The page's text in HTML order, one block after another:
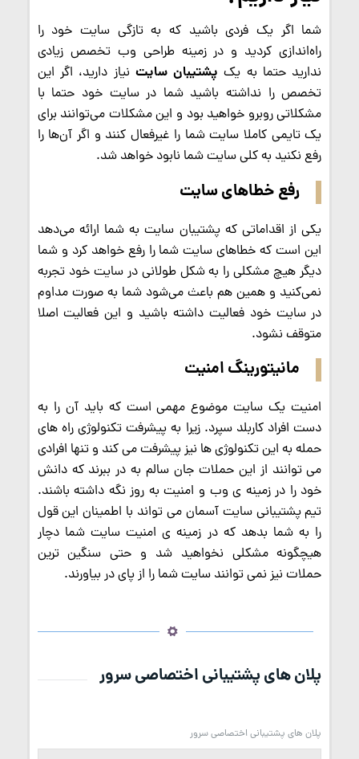
شما اگر یک فردی باشید که به تازگی سایت خود را
راه‌اندازی کردید و در زمینه طراحی وب تخصص زیادی
ندارید حتما به یک پشتیبان سایت نیاز دارید، اگر این
تخصص را نداشته باشید شما در سایت خود حتما با
مشکلاتی روبرو خواهید بود و این مشکلات می‌توانند برای
یک تایمی کاملا سایت شما را غیر‌فعال کنند و اگر آن‌ها را
رفع نکنید به کلی سایت شما نابود خواهد شد.
رفع خطا‌های سایت
یکی از اقداماتی که پشتیبان سایت به شما ارائه می‌دهد
این است که خطا‌های سایت شما را رفع خواهد کرد و شما
دیگر هیچ مشکلی را به شکل طولانی در سایت خود تجربه
نمی‌کنید و همین هم باعث می‌شود شما به صورت مداوم
در سایت خود فعالیت داشته باشید و این فعالیت اصلا
متوقف نشود.
مانیتورینگ امنیت
امنیت یک سایت موضوع مهمی است که باید آن را به
دست افراد کاربلد سپرد. زیرا به پیشرفت تکنولوژی راه های
حمله به این تکنولوژی ها نیز پیشرفت می کند و تنها افرادی
می توانند از این حملات جان سالم به در ببرند که دانش
خود را در زمینه ی وب و امنیت به روز نگه داشته باشند.
تیم پشتیبانی سایت آسمان می تواند با اطمینان این قول
را به شما بدهد که در زمینه ی امنیت سایت شما دچار
هیچگونه مشکلی نخواهید شد و حتی سنگین ترین
حملات نیز نمی توانند سایت شما را از پای در بیاورند.
پلان های پشتیبانی اختصاصی سرور
پلان های پشتیبانی اختصاصی سرور